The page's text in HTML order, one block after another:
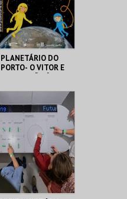
COMPRAR
PLANETÁRIO DO
PORTO- O VITOR E
PORTO
MAIS INFO
COMPRAR